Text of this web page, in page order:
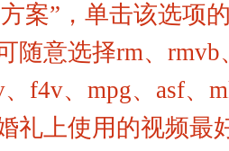
案”，单击该选项
随意选择rm、rmvb
f4v、mpg、asf、
礼上使用的视频最